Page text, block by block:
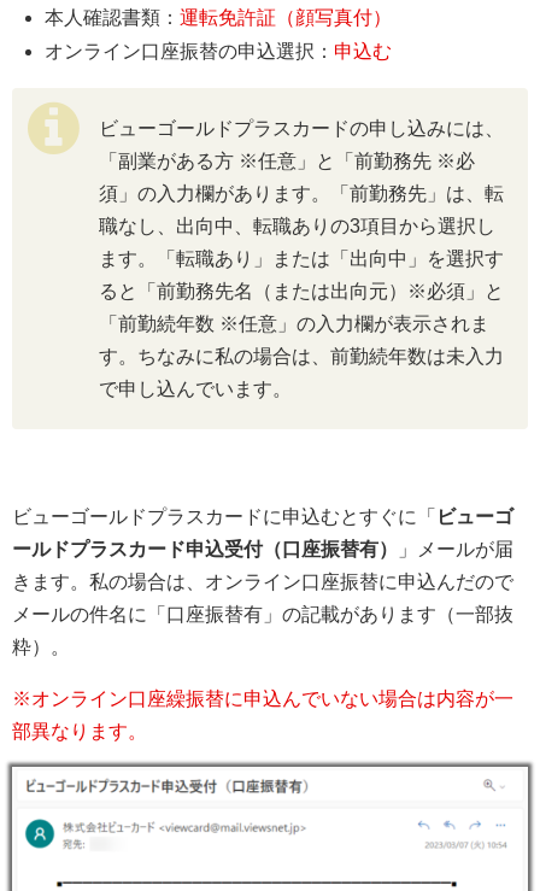
本人確認書類：運転免許証（顔写真付）
オンライン口座振替の申込選択： 申込む
ビューゴールドプラスカードの申し込みには、
「副業がある方 ※任意」と「前勤務先 ※必
須」の入力欄があります。「前勤務先」は、転
職なし、出向中、転職ありの3項目から選択し
ます。「転職あり」または「出向中」を選択す
ると「前勤務先名（または出向元）※必須」と
「前勤続年数 ※任意」の入力欄が表示されま
す。ちなみに私の場合は、前勤続年数は未入力
で申し込んでいます。
ビューゴールドプラスカードに申込むとすぐに「 ビューゴ
ールドプラスカード申込受付（口座振替有）
」メールが届
きます。私の場合は、オンライン口座振替に申込んだので
メールの件名に「口座振替有」の記載があります（一部抜
粋）。
※オンライン口座繰振替に申込んでいない場合は内容が一
部異なります。